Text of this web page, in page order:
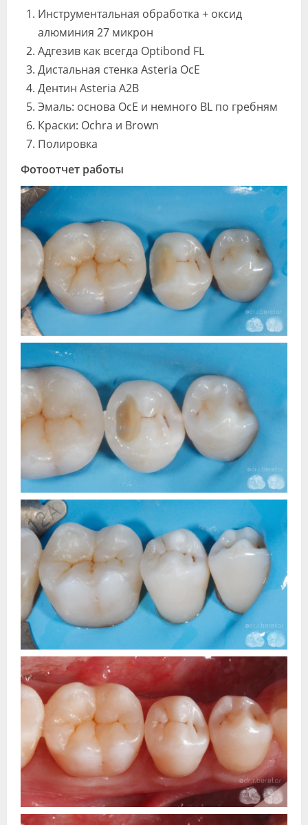
Инструментальная обработка + оксид
алюминия 27 микрон
Адгезив как всегда Optibond FL
Дистальная стенка Asteria OcE
Дентин Asteria A2B
Эмаль: основа OcE и немного BL по гребням
Краски: Ochra и Brown
Полировка
Фотоотчет работы